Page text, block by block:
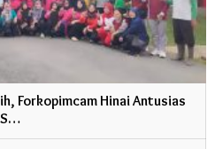
Forkopimcam Hinai Antusias
S…